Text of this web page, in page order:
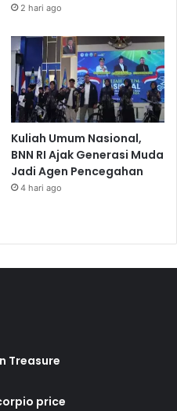
2 hari ago
Kuliah Umum Nasional,
BNN RI Ajak Generasi Muda
Jadi Agen Pencegahan
4 hari ago
Treasure
price